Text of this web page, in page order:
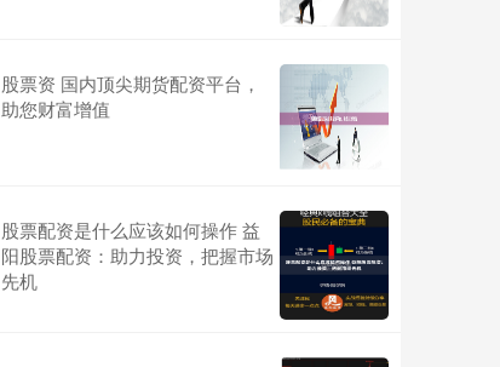
股票资 国内顶尖期货配资平台，
助您财富增值
股票配资是什么应该如何操作 益
阳股票配资：助力投资，把握市场
先机